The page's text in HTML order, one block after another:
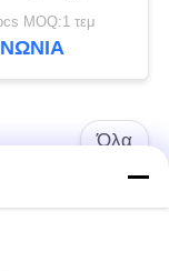
Κατάλληλο
MOQ:1 τεμ
Όλα